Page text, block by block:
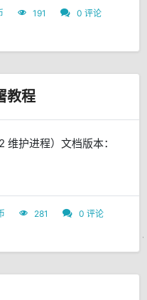
191
0 评论
教程
护进程）文档版本：
281
0 评论